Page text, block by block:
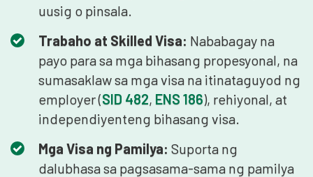
uusig o pinsala.
Trabaho at Skilled Visa: Nababagay na
payo para sa mga bihasang propesyonal, na
sumasaklaw sa mga visa na itinataguyod ng
employer (SID 482, ENS 186), rehiyonal, at
independiyenteng bihasang visa.
Mga Visa ng Pamilya: Suporta ng
dalubhasa sa pagsasama-sama ng pamilya